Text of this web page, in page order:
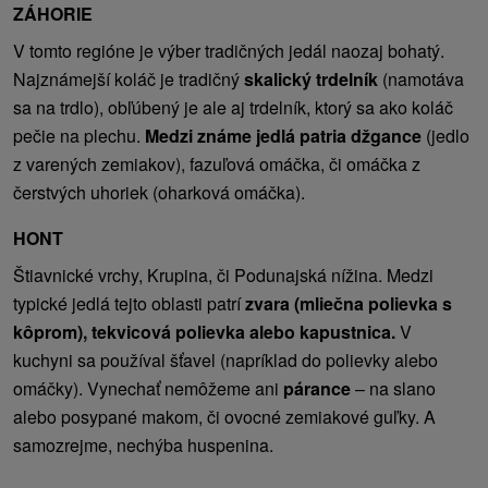
ZÁHORIE
V tomto regióne je výber tradičných jedál naozaj bohatý.
Najznámejší koláč je tradičnýskalický trdelník (namotáva
sa na trdlo), obľúbený je ale aj trdelník, ktorý sa ako koláč
pečie na plechu. Medzi známe jedlá patria džgance (jedlo
z varených zemiakov), fazuľová omáčka, či omáčka z
čerstvých uhoriek (oharková omáčka).
HONT
Štiavnické vrchy, Krupina, či Podunajská nížina. Medzi
typické jedlá tejto oblasti patrízvara (mliečna polievka s
kôprom), tekvicová polievka alebo kapustnica.V
kuchyni sa používal šťavel (napríklad do polievky alebo
omáčky). Vynechať nemôžeme ani párance– na slano
alebo posypané makom, či ovocné zemiakové guľky. A
samozrejme, nechýba huspenina.